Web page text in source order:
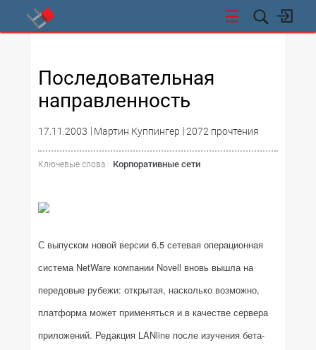
Последовательная
направленность
17.11.2003 Мартин Куппингер 2072 прочтения
Ключевые слова : Корпоративные сети
С выпуском новой версии 6.5 сетевая операционная
система NetWare компании Novell вновь вышла на
передовые рубежи: открытая, насколько возможно,
платформа может применяться и в качестве сервера
приложений. Редакция LANline после изучения бета-